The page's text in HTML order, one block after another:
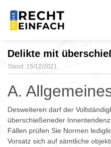
Delikte mit
Stand: 15/12/2021
A.
Desweiteren darf der
überschießeneder
Fällen prüfen Sie Normen
Vorsatz sich auf sämtliche